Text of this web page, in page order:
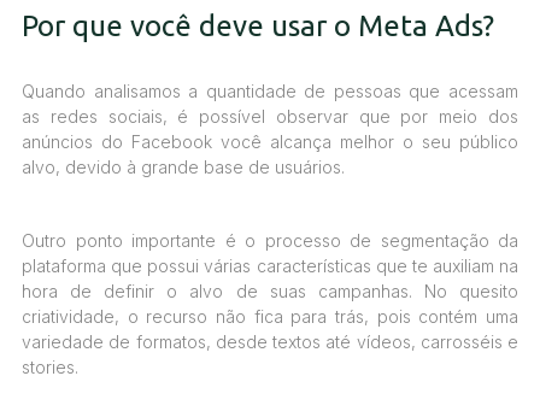
Por que você deve usar o Meta Ads?
Quando analisamos a quantidade de pessoas que acessam
as redes sociais, é possível observar que por meio dos
anúncios do Facebook você alcança melhor o seu público
alvo, devido à grande base de usuários.
Outro ponto importante é o processo de segmentação da
plataforma que possui várias características que te auxiliam na
hora de definir o alvo de suas campanhas. No quesito
criatividade, o recurso não fica para trás, pois contém uma
variedade de formatos, desde textos até vídeos, carrosséis e
stories.